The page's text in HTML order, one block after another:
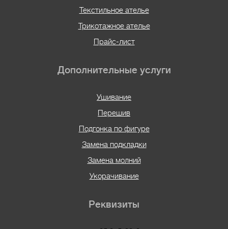
Текстильное ателье
Трикотажное ателье
Прайс-лист
Дополнительные услуги
Ушивание
Перешив
Подгонка по фигуре
Замена подкладки
Замена молний
Укорачивание
Реквизиты